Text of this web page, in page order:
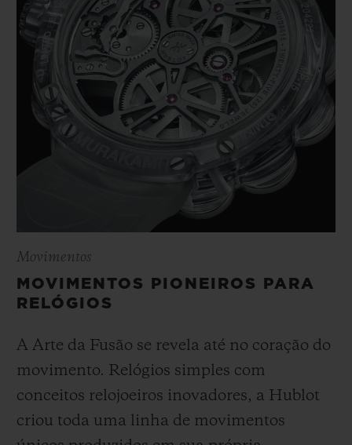
a arte e a cultura contemporâneas,
derrubando as barreiras entre as formas de
arte mais eruditas e as artes populares. De
todas as suas obras, a mais icônica é a flor
sorridente, que a Hublot trouxe para o
contexto da relojoaria por meio de diversas
peças colaborativas entre a Manufatura e o
Movimentos
MOVIMENTOS PIONEIROS PARA
RELÓGIOS
A Arte da Fusão se revela até no coração do
movimento. Relógios simples com
conceitos relojoeiros inovadores, a Hublot
criou toda uma linha de movimentos